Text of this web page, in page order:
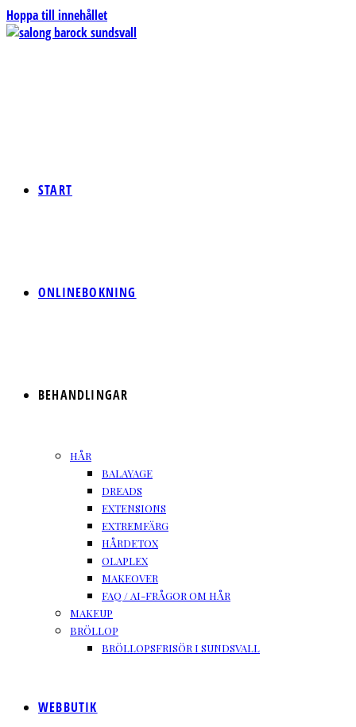
Hoppa till innehållet
START
ONLINEBOKNING
BEHANDLINGAR
HÅR
BALAYAGE
DREADS
EXTENSIONS
EXTREMFÄRG
HÅRDETOX
OLAPLEX
MAKEOVER
FAQ / AI-FRÅGOR OM HÅR
MAKEUP
BRÖLLOP
BRÖLLOPSFRISÖR I SUNDSVALL
WEBBUTIK